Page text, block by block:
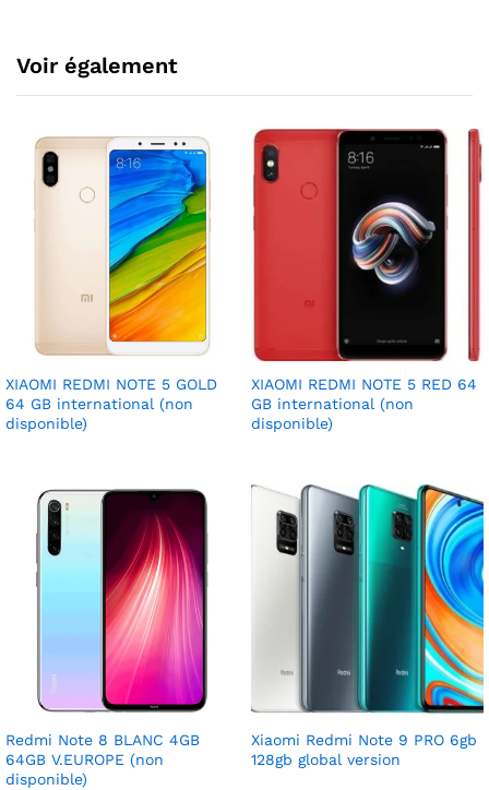
Voir également
XIAOMI REDMI NOTE 5 GOLD
64 GB international (non
disponible)
XIAOMI REDMI NOTE 5 RED 64
GB international (non
disponible)
Redmi Note 8 BLANC 4GB
64GB V.EUROPE (non
disponible)
Xiaomi Redmi Note 9 PRO 6gb
128gb global version